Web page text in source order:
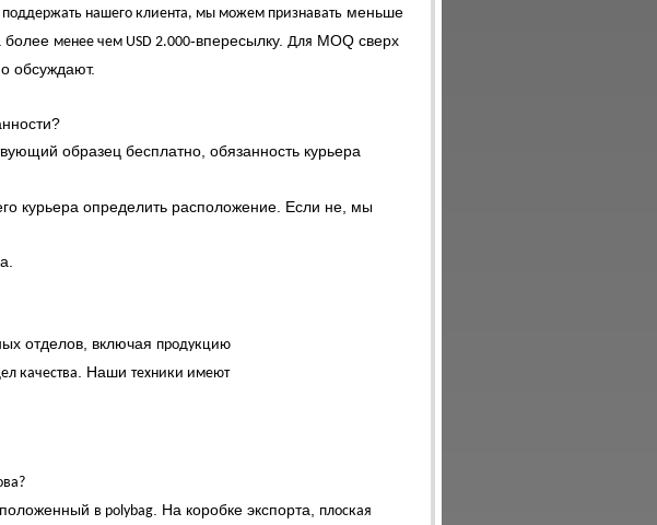
нашего клиента, мы можем признавать меньше
более менее чем USD 2.000-впересылку. Для MOQ сверх
обсуждают.
образец бесплатно, обязанность курьера
курьера определить расположение. Если не, мы
отделов, включая продукцию
качества . Наши техники имеют
положенный в polybag . На коробке экспорта, плоская